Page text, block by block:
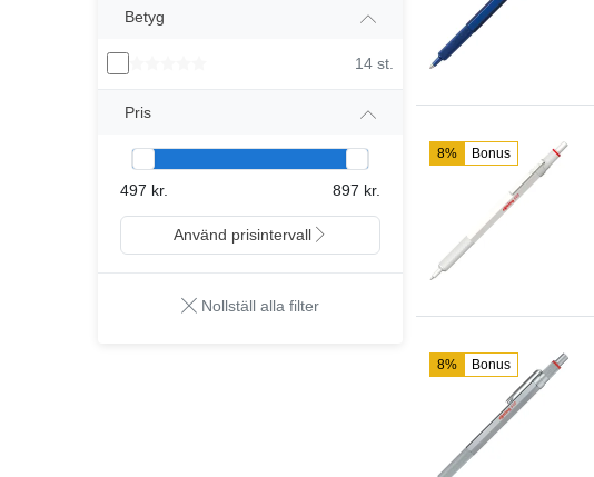
Betyg
14 st.
Pris
497 kr. 897 kr.
Använd prisintervall
Nollställ alla filter
8% Bonus
8% Bonus